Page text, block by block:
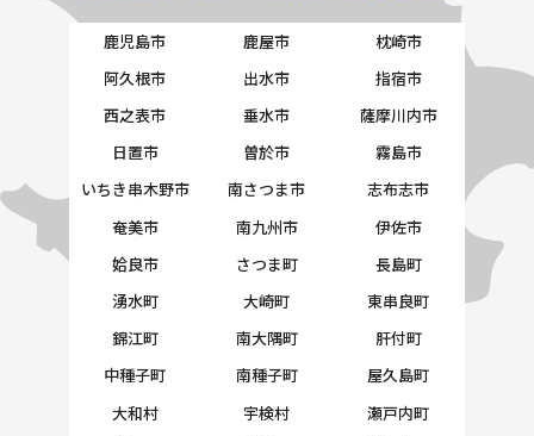
鹿児島市 鹿屋市
枕崎市
阿久根市
出水市
指宿市
西之表市
垂水市
薩摩川内市
日置市
曽於市
霧島市
いちき串木野市
南さつま市
志布志市
奄美市
南九州市
伊佐市
姶良市
さつま町
長島町
湧水町
大崎町
東串良町
錦江町
南大隅町
肝付町
中種子町
南種子町
屋久島町
大和村
宇検村
瀬戸内町